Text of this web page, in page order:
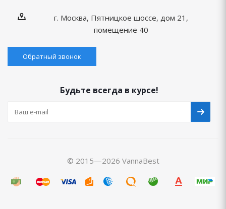
г. Москва, Пятницкое шоссе, дом 21,
помещение 40
Обратный звонок
Будьте всегда в курсе!
© 2015—2026 VannaBest